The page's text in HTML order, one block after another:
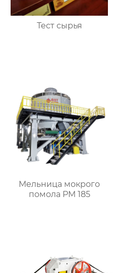
Тест сырья
Мельница мокрого
помола PM 185